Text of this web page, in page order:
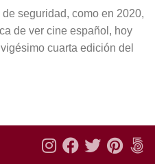
seguridad, como en 2020,
de ver cine español, hoy
cuarta edición del